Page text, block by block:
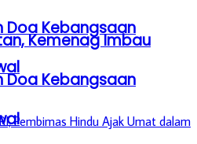
Doa Kebangsaan
Kemenag Imbau
Doa Kebangsaan